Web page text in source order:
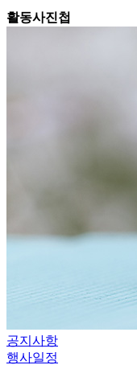
활동사진첩
공지사항
행사일정